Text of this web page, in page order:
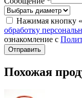
Нажимая кнопку
обработку
ознакомление с
Отправить
Похожая